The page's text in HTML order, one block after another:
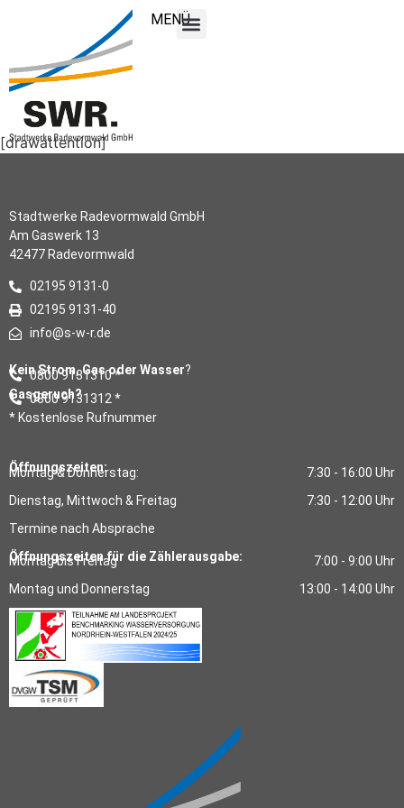
MENÜ
[drawattention]
Stadtwerke Radevormwald GmbH
Am Gaswerk 13
42477 Radevormwald
02195 9131-0
02195 9131-40
info@s-w-r.de
Kein Strom, Gas oder Wasser?
0800 9131310 *
Gasgeruch?
0800 9131312 *
* Kostenlose Rufnummer
Öffnungszeiten:
Montag & Donnerstag:
7:30 - 16:00 Uhr
Dienstag, Mittwoch & Freitag
7:30 - 12:00 Uhr
Termine nach Absprache
Öffnungszeiten für die Zählerausgabe:
Montag bis Freitag
7:00 - 9:00 Uhr
Montag und Donnerstag
13:00 - 14:00 Uhr